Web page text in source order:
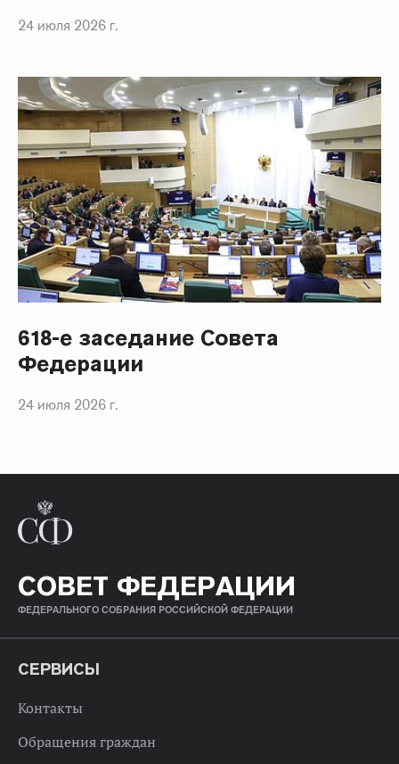
24 июля 2026 г.
618-е заседание Совета
Федерации
24 июля 2026 г.
СОВЕТ ФЕДЕРАЦИИ
ФЕДЕРАЛЬНОГО СОБРАНИЯ РОССИЙСКОЙ ФЕДЕРАЦИИ
СЕРВИСЫ
Контакты
Обращения граждан